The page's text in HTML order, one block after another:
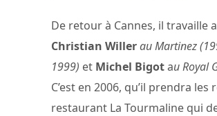
De retour à Cannes, il travaille
Christian Willerau Martinez
1999) et Michel Bigotau Royal
C’est en 2006, qu’il prendra les
restaurant La Tourmaline qui